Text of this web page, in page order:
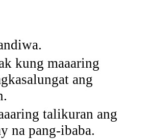
kung maaaring
ang
talikuran ang
na pang-ibaba.